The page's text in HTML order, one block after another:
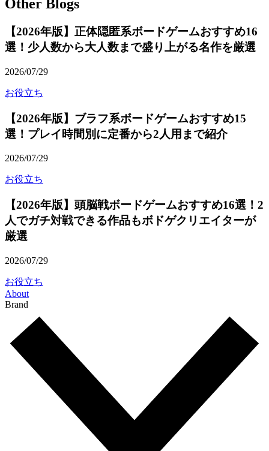
Other Blogs
【2026年版】正体隠匿系ボードゲームおすすめ16
選！少人数から大人数まで盛り上がる名作を厳選
2026/07/29
お役立ち
【2026年版】ブラフ系ボードゲームおすすめ15
選！プレイ時間別に定番から2人用まで紹介
2026/07/29
お役立ち
【2026年版】頭脳戦ボードゲームおすすめ16選！2
人でガチ対戦できる作品もボドゲクリエイターが
厳選
2026/07/29
お役立ち
About
Brand